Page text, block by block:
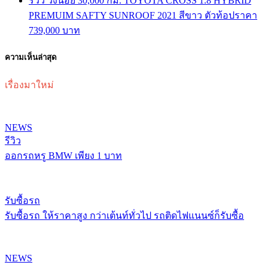
PREMUIM SAFTY SUNROOF 2021 สีขาว ตัวท้อปราคา
739,000 บาท
ความเห็นล่าสุด
เรื่องมาใหม่
NEWS
รีวิว
ออกรถหรู BMW เพียง 1 บาท
รับซื้อรถ
รับซื้อรถ ให้ราคาสูง กว่าเต้นท์ทั่วไป รถติดไฟแนนซ์ก็รับซื้อ
NEWS